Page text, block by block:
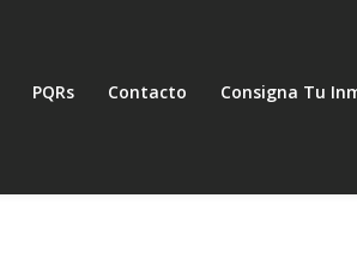
PQRs Contacto Consigna Tu